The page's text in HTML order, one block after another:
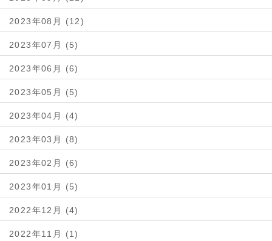
2023年08月 (12)
2023年07月 (5)
2023年06月 (6)
2023年05月 (5)
2023年04月 (4)
2023年03月 (8)
2023年02月 (6)
2023年01月 (5)
2022年12月 (4)
2022年11月 (1)